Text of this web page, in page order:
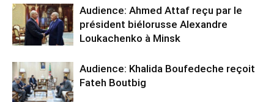
Audience: Ahmed Attaf reçu par le
président biélorusse Alexandre
Loukachenko à Minsk
Audience: Khalida Boufedeche reçoit
Fateh Boutbig